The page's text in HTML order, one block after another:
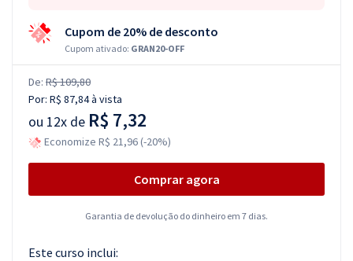
Cupom de 20% de desconto
Cupom ativado: GRAN20-OFF
De: R$ 109,80
Por: R$ 87,84à vista
ou 12x de R$ 7,32
Economize R$ 21,96 (-20%)
Comprar agora
Garantia de devolução do dinheiro em 7 dias.
Este curso inclui: